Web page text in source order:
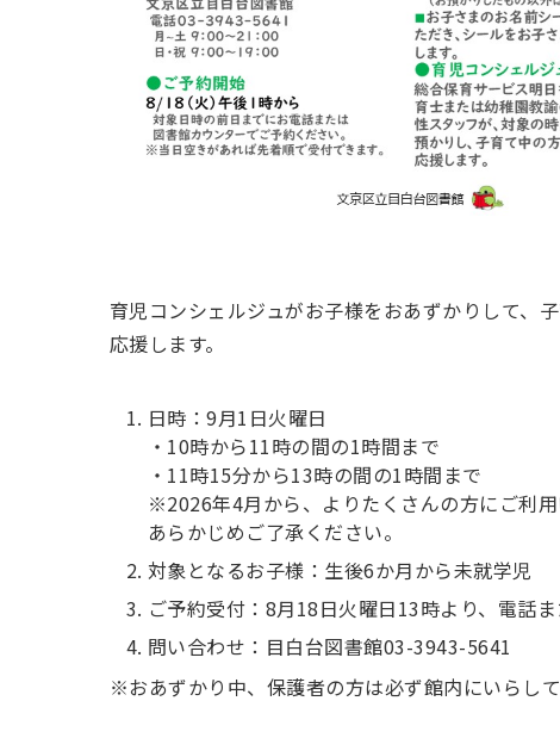
育児コンシェルジュがお子様をおあずかりして、
応援します。
日時：9月1日火曜日
・10時から11時の間の1時間まで
・11時15分から13時の間の1時間まで
※2026年4月から、よりたくさんの方にご利
あらかじめご了承ください。
対象となるお子様：生後6か月から未就学児
ご予約受付：8月18日火曜日13時より、電話
問い合わせ：目白台図書館03-3943-5641
※おあずかり中、保護者の方は必ず館内にいらして